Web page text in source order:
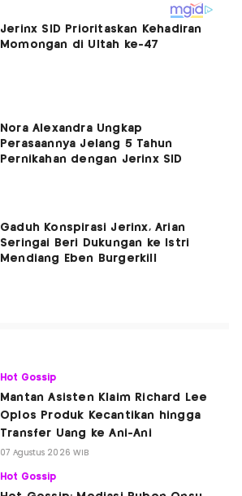
Jerinx SID Prioritaskan Kehadiran
Momongan di Ultah ke-47
Nora Alexandra Ungkap
Perasaannya Jelang 5 Tahun
Pernikahan dengan Jerinx SID
Gaduh Konspirasi Jerinx, Arian
Seringai Beri Dukungan ke Istri
Mendiang Eben Burgerkill
Hot Gossip
Mantan Asisten Klaim Richard Lee
Oplos Produk Kecantikan hingga
Transfer Uang ke Ani-Ani
07 Agustus 2026 WIB
Hot Gossip